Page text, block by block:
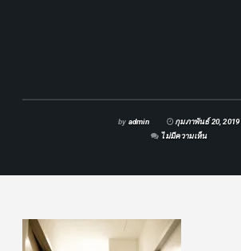
by admin
กุมภาพันธ์ 20, 2019
ไม่มีความเห็น